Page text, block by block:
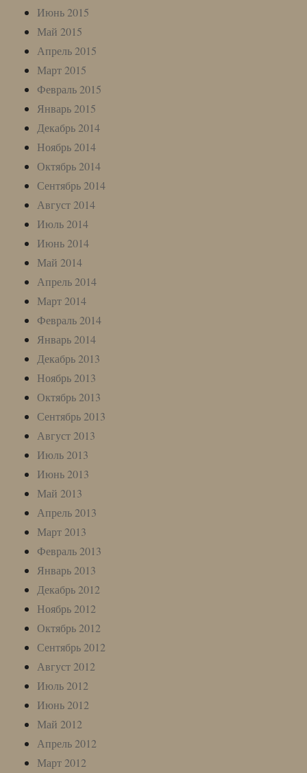
Июнь 2015
Май 2015
Апрель 2015
Март 2015
Февраль 2015
Январь 2015
Декабрь 2014
Ноябрь 2014
Октябрь 2014
Сентябрь 2014
Август 2014
Июль 2014
Июнь 2014
Май 2014
Апрель 2014
Март 2014
Февраль 2014
Январь 2014
Декабрь 2013
Ноябрь 2013
Октябрь 2013
Сентябрь 2013
Август 2013
Июль 2013
Июнь 2013
Май 2013
Апрель 2013
Март 2013
Февраль 2013
Январь 2013
Декабрь 2012
Ноябрь 2012
Октябрь 2012
Сентябрь 2012
Август 2012
Июль 2012
Июнь 2012
Май 2012
Апрель 2012
Март 2012